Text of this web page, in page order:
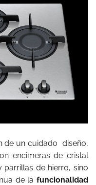
de un cuidado diseño,
encimeras de cristal
de hierro, sino
de la funcionalidad